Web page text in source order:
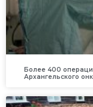
Более 400
Архангельского